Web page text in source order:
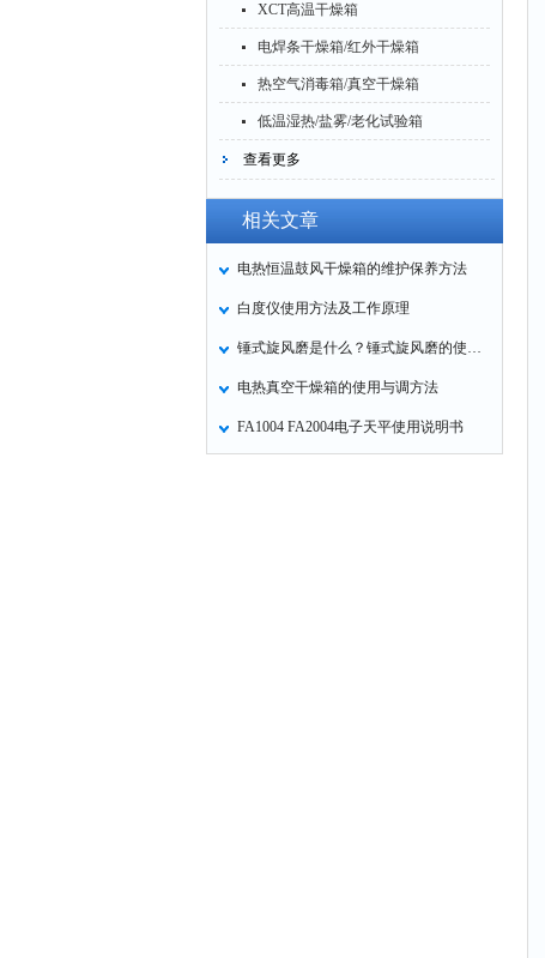
XCT高温干燥箱
电焊条干燥箱/红外干燥箱
热空气消毒箱/真空干燥箱
低温湿热/盐雾/老化试验箱
查看更多
相关文章
电热恒温鼓风干燥箱的维护保养方法
白度仪使用方法及工作原理
锤式旋风磨是什么？锤式旋风磨的使用方法
电热真空干燥箱的使用与调方法
FA1004 FA2004电子天平使用说明书